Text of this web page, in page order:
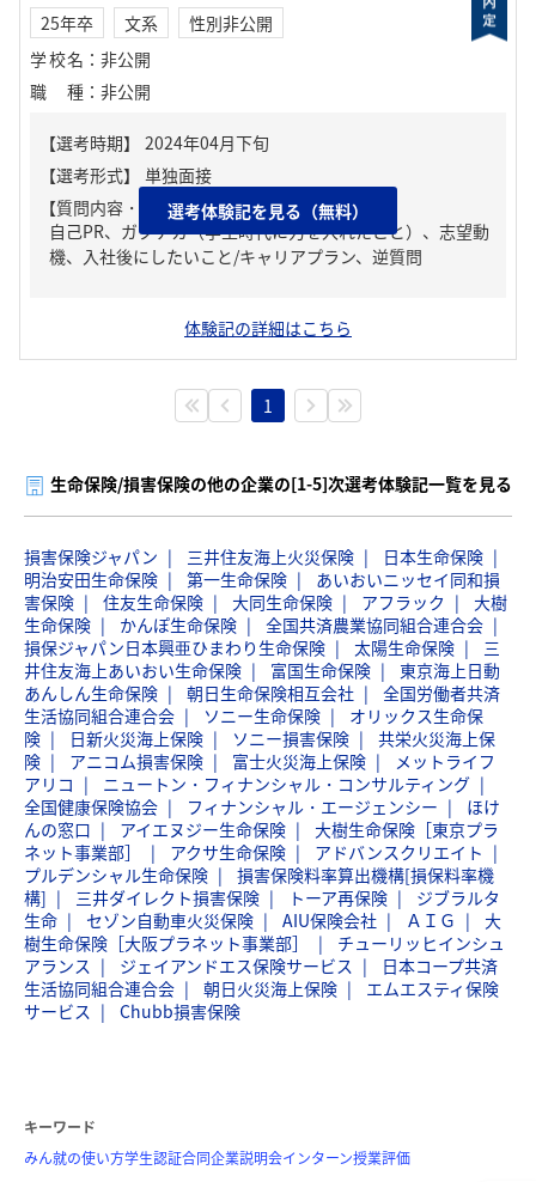
25年卒 文系
性別非公開
学校名 ： 非公開
職種 ： 非公開
【質問内容・課題】
自己PR、ガクチカ（学生時代に力を入れたこと）、志望動
機、入社後にしたいこと/キャリアプラン、逆質問
選考体験記を見る（無料）
体験記の詳細はこちら
1
生命保険/損害保険の他の企業の[1-5]次選考体験記一覧を見る
損害保険ジャパン 三井住友海上火災保険
日本生命保険
明治安田生命保険
第一生命保険
あいおいニッセイ同和損
害保険
住友生命保険 大同生命保険 アフラック
大樹
生命保険
かんぽ生命保険
全国共済農業協同組合連合会
損保ジャパン日本興亜ひまわり生命保険
太陽生命保険
三
井住友海上あいおい生命保険
富国生命保険
東京海上日動
あんしん生命保険
朝日生命保険相互会社
全国労働者共済
生活協同組合連合会
ソニー生命保険
オリックス生命保
険
日新火災海上保険 ソニー損害保険
共栄火災海上保
険
アニコム損害保険 富士火災海上保険
メットライフ
アリコ
ニュートン・フィナンシャル・コンサルティング
全国健康保険協会
フィナンシャル・エージェンシー
ほけ
んの窓口
アイエヌジー生命保険
大樹生命保険［東京プラ
ネット事業部］
アクサ生命保険
アドバンスクリエイト
プルデンシャル生命保険
損害保険料率算出機構[損保料率機
構]
三井ダイレクト損害保険 トーア再保険
ジブラルタ
生命
セゾン自動車火災保険 AIU保険会社 ＡＩＧ
大
樹生命保険［大阪プラネット事業部］
チューリッヒインシュ
アランス
ジェイアンドエス保険サービス
日本コープ共済
生活協同組合連合会
朝日火災海上保険
エムエスティ保険
サービス
Chubb損害保険
キーワード
みん就の使い方学生認証合同企業説明会インターン授業評価